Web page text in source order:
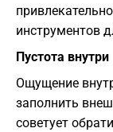
инструментов
Пустота внутри
Ощущение
заполнить
советует